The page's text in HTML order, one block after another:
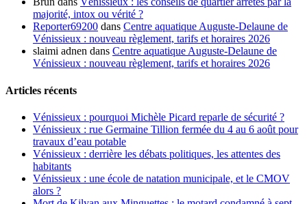
majorité, intox ou vérité ?
Reporter69200 dans Centre aquatique Auguste-Delaune de
Vénissieux : nouveau règlement, tarifs et horaires 2026
slaimi adnen dans Centre aquatique Auguste-Delaune de
Vénissieux : nouveau règlement, tarifs et horaires 2026
Articles récents
Vénissieux : pourquoi Michèle Picard reparle de sécurité ?
Vénissieux : rue Germaine Tillion fermée du 4 au 6 août pour
travaux d’eau potable
Vénissieux : derrière les débats politiques, les attentes des
habitants
Vénissieux : une école de natation municipale, et le CMOV
alors ?